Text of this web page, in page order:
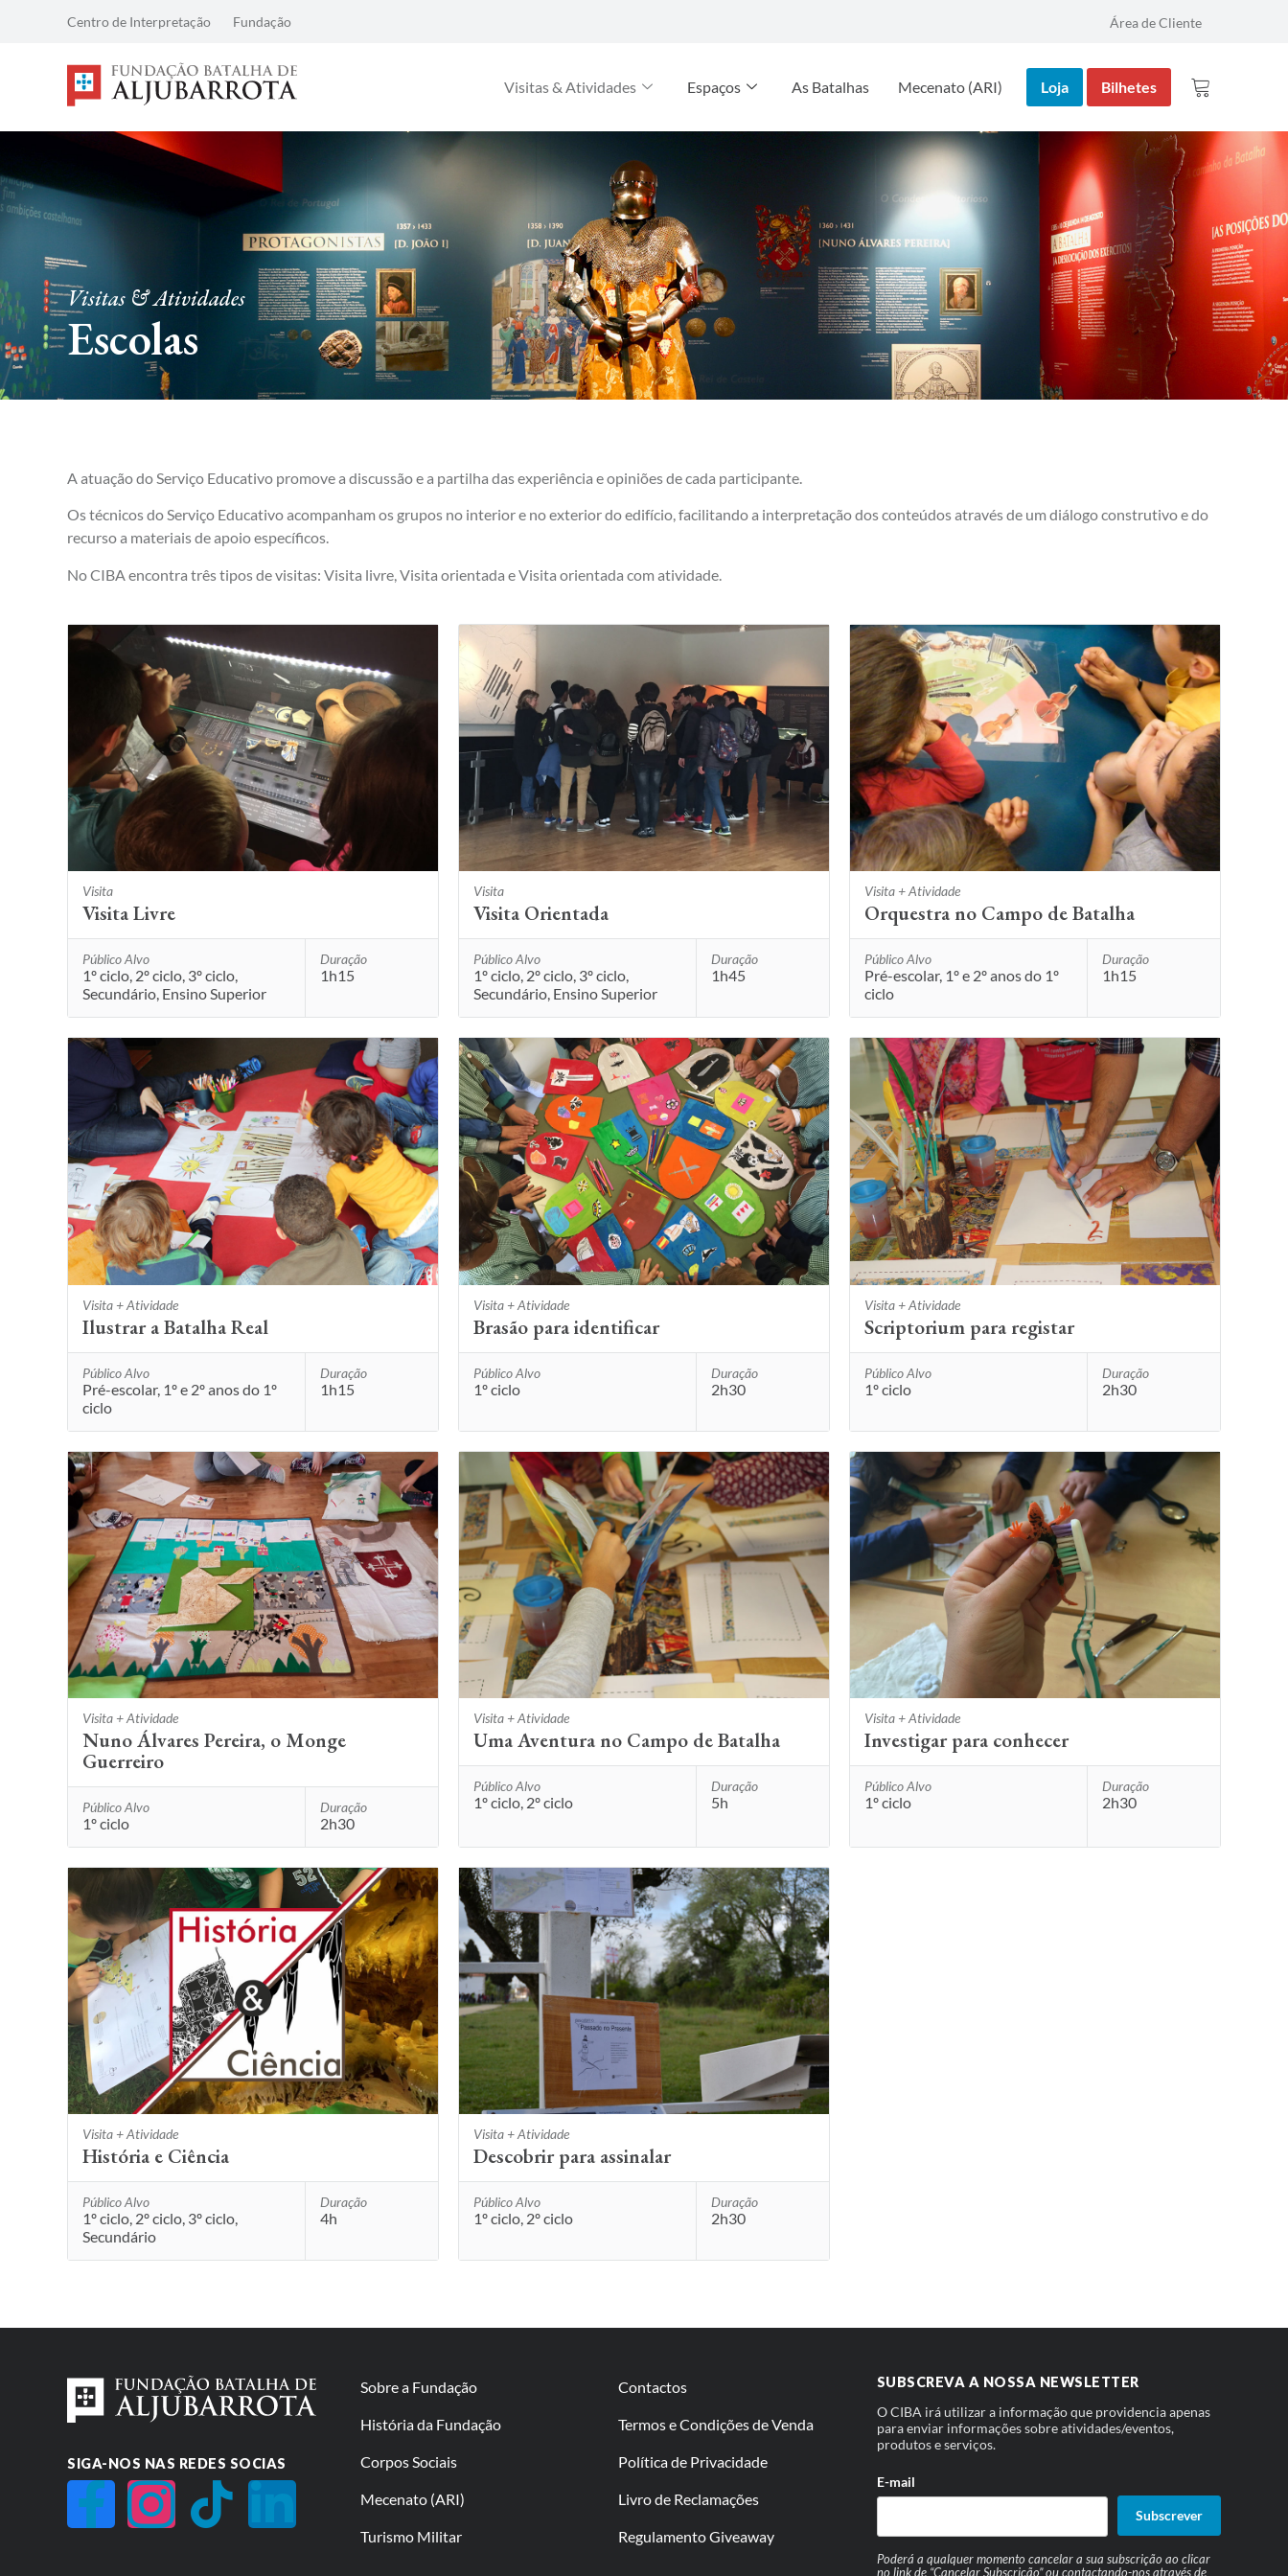
Centro de Interpretação Fundação Área de Cliente
Visitas & Atividades Espaços As Batalhas Mecenato (ARI) Loja Bilhetes
Visitas & Atividades
Escolas
A atuação do Serviço Educativo promove a discussão e a partilha das experiência e opiniões de cada participante.
Os técnicos do Serviço Educativo acompanham os grupos no interior e no exterior do edifício, facilitando a interpretação dos conteúdos através de um diálogo construtivo e do
recurso a materiais de apoio específicos.
No CIBA encontra três tipos de visitas: Visita livre, Visita orientada e Visita orientada com atividade.
Visita
Visita Livre
Público Alvo
1º ciclo, 2º ciclo, 3º ciclo,
Secundário, Ensino Superior
Duração
1h15
Visita
Visita Orientada
Público Alvo
1º ciclo, 2º ciclo, 3º ciclo,
Secundário, Ensino Superior
Duração
1h45
Visita + Atividade
Orquestra no Campo de Batalha
Público Alvo
Pré-escolar, 1º e 2º anos do 1º
ciclo
Duração
1h15
Visita + Atividade
Ilustrar a Batalha Real
Público Alvo
Pré-escolar, 1º e 2º anos do 1º
ciclo
Duração
1h15
Visita + Atividade
Brasão para identificar
Público Alvo
1º ciclo
Duração
2h30
Visita + Atividade
Scriptorium para registar
Público Alvo
1º ciclo
Duração
2h30
Visita + Atividade
Nuno Álvares Pereira, o Monge
Guerreiro
Público Alvo
1º ciclo
Duração
2h30
Visita + Atividade
Uma Aventura no Campo de Batalha
Público Alvo
1º ciclo, 2º ciclo
Duração
5h
Visita + Atividade
Investigar para conhecer
Público Alvo
1º ciclo
Duração
2h30
Visita + Atividade
História e Ciência
Público Alvo
1º ciclo, 2º ciclo, 3º ciclo,
Secundário
Duração
4h
Visita + Atividade
Descobrir para assinalar
Público Alvo
1º ciclo, 2º ciclo
Duração
2h30
SIGA-NOS NAS REDES SOCIAS
Sobre a Fundação
História da Fundação
Corpos Sociais
Mecenato (ARI)
Turismo Militar
Contactos
Termos e Condições de Venda
Política de Privacidade
Livro de Reclamações
Regulamento Giveaway
SUBSCREVA A NOSSA NEWSLETTER
O CIBA irá utilizar a informação que providencia apenas
para enviar informações sobre atividades/eventos,
produtos e serviços.
E-mail
Subscrever
Poderá a qualquer momento cancelar a sua subscrição ao clicar
no link de “Cancelar Subscrição” ou contactando-nos através de